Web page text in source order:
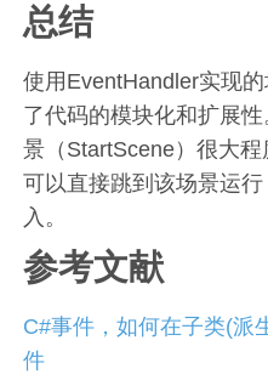
总结
使用EventHandler实现
了代码的模块化和扩展
景（StartScene）很大程
可以直接跳到该场景运
入。
参考文献
C#事件，如何在子类(派
件